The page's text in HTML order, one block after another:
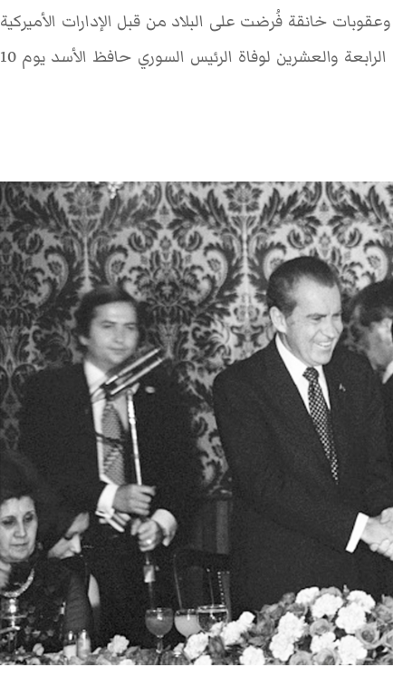
خانقة فُرضت على البلاد من قبل الإدارات الأميركية
المتعاقبة منذ سنة 2011، وتتزامن أيضا مع الذكرى الرابعة والعشرين لوفاة الرئيس السوري حافظ الأسد يوم 10